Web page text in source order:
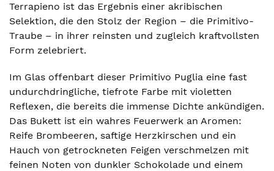
Terrapieno ist das Ergebnis einer akribischen
Selektion, die den Stolz der Region – die Primitivo-
Traube – in ihrer reinsten und zugleich kraftvollsten
Form zelebriert.
Im Glas offenbart dieser Primitivo Puglia eine fast
undurchdringliche, tiefrote Farbe mit violetten
Reflexen, die bereits die immense Dichte ankündigen.
Das Bukett ist ein wahres Feuerwerk an Aromen:
Reife Brombeeren, saftige Herzkirschen und ein
Hauch von getrockneten Feigen verschmelzen mit
feinen Noten von dunkler Schokolade und einem